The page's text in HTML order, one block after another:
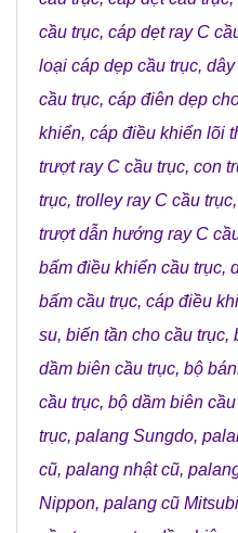
cầu trục, cáp dẹt ray C
loại cáp dẹp cầu trục, dây
cầu trục, cáp điên dẹp
khiển, cáp điều khiển lõi
trượt ray C cầu trục, con
trục, trolley ray C cầu trục,
trượt dẫn hướng ray C
bấm điều khiển cầu trục,
bấm cầu trục, cáp điều
su, biến tần cho cầu trục,
dầm biên cầu trục, bộ
cầu trục, bộ dầm biên
trục, palang Sungdo,
cũ, palang nhật cũ,
Nippon, palang cũ